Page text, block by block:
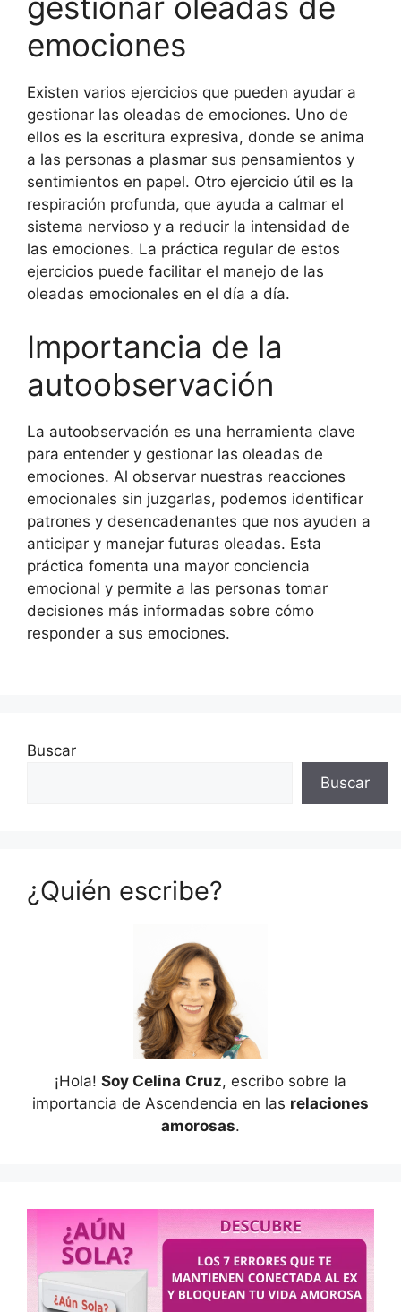
emociones
Existen varios ejercicios que pueden ayudar a
gestionar las oleadas de emociones. Uno de
ellos es la escritura expresiva, donde se anima
a las personas a plasmar sus pensamientos y
sentimientos en papel. Otro ejercicio útil es la
respiración profunda, que ayuda a calmar el
sistema nervioso y a reducir la intensidad de
las emociones. La práctica regular de estos
ejercicios puede facilitar el manejo de las
oleadas emocionales en el día a día.
Importancia de la
autoobservación
La autoobservación es una herramienta clave
para entender y gestionar las oleadas de
emociones. Al observar nuestras reacciones
emocionales sin juzgarlas, podemos identificar
patrones y desencadenantes que nos ayuden a
anticipar y manejar futuras oleadas. Esta
práctica fomenta una mayor conciencia
emocional y permite a las personas tomar
decisiones más informadas sobre cómo
responder a sus emociones.
Buscar
Buscar
¿Quién escribe?
¡Hola! Soy Celina Cruz, escribo sobre la
importancia de Ascendencia en las relaciones
amorosas.